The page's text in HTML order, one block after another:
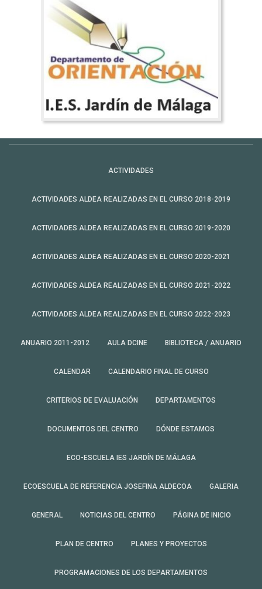
ACTIVIDADES
ACTIVIDADES ALDEA REALIZADAS EN EL CURSO 2018-2019
ACTIVIDADES ALDEA REALIZADAS EN EL CURSO 2019-2020
ACTIVIDADES ALDEA REALIZADAS EN EL CURSO 2020-2021
ACTIVIDADES ALDEA REALIZADAS EN EL CURSO 2021-2022
ACTIVIDADES ALDEA REALIZADAS EN EL CURSO 2022-2023
ANUARIO 2011-2012 AULA DCINE BIBLIOTECA / ANUARIO
CALENDAR CALENDARIO FINAL DE CURSO
CRITERIOS DE EVALUACIÓN DEPARTAMENTOS
DOCUMENTOS DEL CENTRO DÓNDE ESTAMOS
ECO-ESCUELA IES JARDÍN DE MÁLAGA
ECOESCUELA DE REFERENCIA JOSEFINA ALDECOA GALERIA
GENERAL NOTICIAS DEL CENTRO PÁGINA DE INICIO
PLAN DE CENTRO PLANES Y PROYECTOS
PROGRAMACIONES DE LOS DEPARTAMENTOS